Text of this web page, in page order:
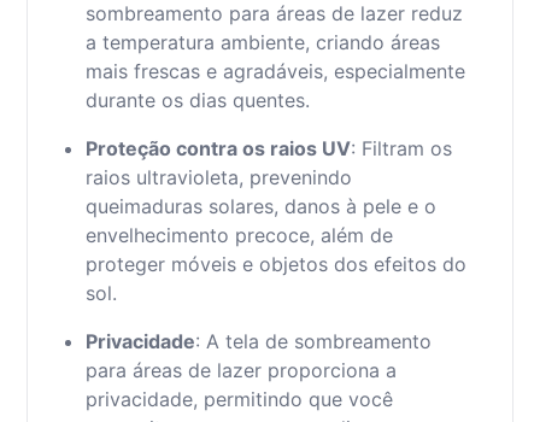
sombreamento para áreas de lazer reduz
a temperatura ambiente, criando áreas
mais frescas e agradáveis, especialmente
durante os dias quentes.
Proteção contra os raios UV: Filtram os
raios ultravioleta, prevenindo
queimaduras solares, danos à pele e o
envelhecimento precoce, além de
proteger móveis e objetos dos efeitos do
sol.
Privacidade: A tela de sombreamento
para áreas de lazer proporciona a
privacidade, permitindo que você